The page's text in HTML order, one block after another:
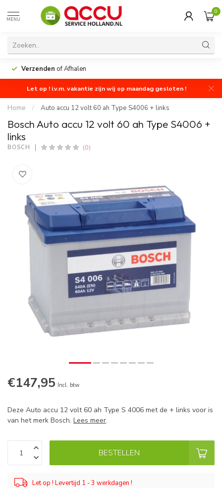
MENU
0
Verzenden of Afhalen
Let op ! i.v.m. vakantie zijn wij op maandag gesloten !
Home / Auto accu 12 volt 60 ah Type S4006 + links
Bosch Auto accu 12 volt 60 ah Type S4006 +
links
BOSCH (0)
€147,95 Incl. btw
Deze Auto accu 12 volt 60 ah Type S 4006 met de + links voor is
van het merk Bosch. Lees meer.
BESTELLEN
Let op ! Levertijd 1 - 3 werkdagen !